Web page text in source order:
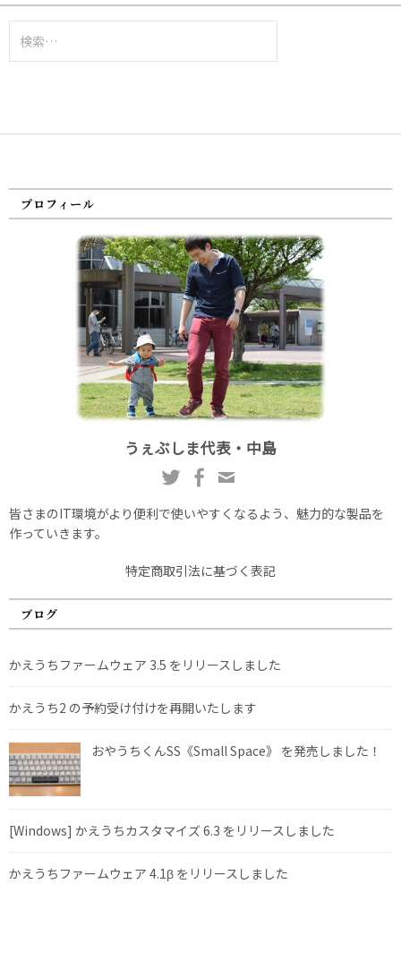
索:
プロフィール
うぇぶしま代表・中島
皆さまのIT環境がより便利で使いやすくなるよう、魅力的な製品を
作っていきます。
特定商取引法に基づく表記
ブログ
かえうちファームウェア 3.5 をリリースしました
かえうち2 の予約受け付けを再開いたします
おやうちくんSS《Small Space》 を発売しました！
[Windows] かえうちカスタマイズ 6.3 をリリースしました
かえうちファームウェア 4.1β をリリースしました